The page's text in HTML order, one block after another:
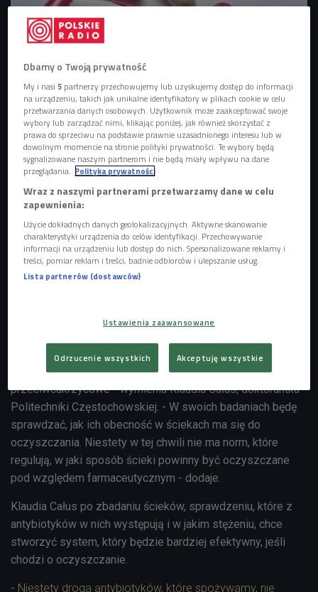
Niestety droga antybiotyków, które spożywamy nie kończy się w naszym
organizmie. Resztki lekarstw trafiają do ścieków, potem do rzek
Foto: Pixabay
Udało się ustalić, że obecnieoczyszczalnie ścieków nie są
w stanie odpowiednio oczyścić ścieków z pozostałości
leków. Powoduje to, że m.in. antybiotyki przedostają się do
wód rzecznych, a następnie do naszego
organizmu. Wszystko to sprawia, że dochodzi do tzw.
antybiotykooporności, czyli zjawiska, które polega na tym,
że dostępne leki przestają na nas działać.
paracetamol, ibuprofen - każdy z nas z tego korzysta.
Drugą grupę stanowią antybiotyki, a trzecią leki
przeciwcukrzycowe - wymienia Klaudia Całus, doktorantka
Politechniki Częstochowskiej. - W swoich badaniach będę
sprawdzać, jak ich obecność w ściekach ma się do
oczyszczania. Niestety w tej chwili nie ma norm, które
regulują, w jaki sposób ścieki powinny być oczyszczane
pod względem farmaceutycznym - dodaje.
Klaudia Całus po zbadaniu ścieków, sprawdzeniu, które z
antybiotyków w nich występują i w jakim stężeniu, chce
stworzyć system, który będzie bardziej efektywny, jeśli
chodzi o oczyszczanie.
- Niestety droga antybiotyków, które spożywamy, nie
Dbamy o Twoją prywatność
My i nasi5 partnerzy przechowujemy lub uzyskujemy dostęp do informacji
na urządzeniu, takich jak unikalne identyfikatory w plikach cookie w celu
przetwarzania danych osobowych. Użytkownik może zaakceptować swoje
wybory lub zarządzać nimi, klikając poniżej, jak również skorzystać z
prawa do sprzeciwu na podstawie prawnie uzasadnionego interesu lub w
dowolnym momencie na stronie polityki prywatności. Te wybory będą
sygnalizowane naszym partnerom i nie będą miały wpływu na dane
przeglądania. Polityka prywatności
Wraz z naszymi partnerami przetwarzamy dane w celu
zapewnienia:
Użycie dokładnych danych geolokalizacyjnych. Aktywne skanowanie
charakterystyki urządzenia do celów identyfikacji. Przechowywanie
informacji na urządzeniu lub dostęp do nich. Spersonalizowane reklamy i
treści, pomiar reklam i treści, badnie odbiorców i ulepszanie usług.
Lista partnerów (dostawców)
Ustawienia zaawansowane
Odrzucenie wszystkich Akceptuję wszystkie